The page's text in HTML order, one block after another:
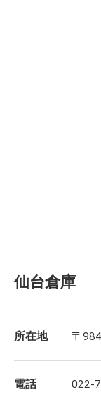
仙台倉庫
所在地 〒
電話 022-